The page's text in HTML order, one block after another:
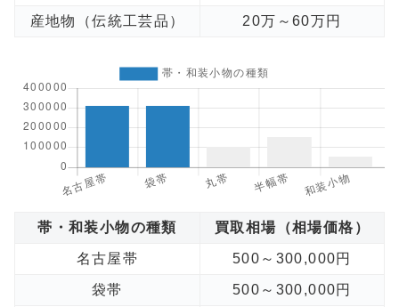
産地物（伝統工芸品） 20万～60万円
帯・和装小物の種類 買取相場（相場価格）
名古屋帯 500～300,000円
袋帯 500～300,000円